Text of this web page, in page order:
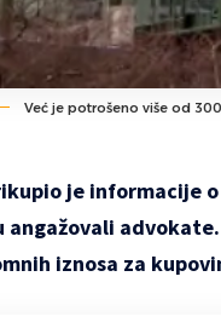
Već je potrošeno više od
je informacije
angažovali
iznosa za